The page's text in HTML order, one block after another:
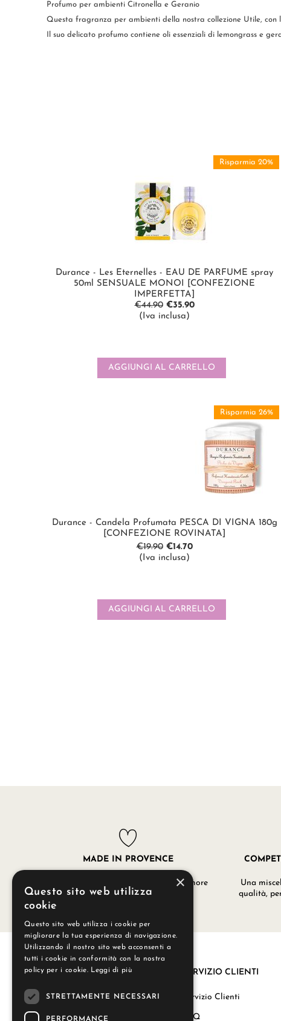
Profumo per ambienti Citronella e Geranio
Questa fragranza per ambienti della nostra collezione Utile,
Il suo delicato profumo contiene oli essenziali di lemongrass e
Risparmia 20%
Durance - Les Eternelles - EAU DE PARFUME spray
50ml SENSUALE MONOI [CONFEZIONE
IMPERFETTA]
€44.90 €35.90
(Iva inclusa)
AGGIUNGI AL CARRELLO
Risparmia 26%
Durance - Candela Profumata PESCA DI VIGNA 180g
[CONFEZIONE ROVINATA]
€19.90 €14.70
(Iva inclusa)
AGGIUNGI AL CARRELLO
MADE IN PROVENCE
I nostri prodotti sono realizzati con amore
nei nostri laboratori a Grignan.
Una
qualità,
La nostra storia
Regali aziendali
SERVIZIO CLIENTI
Servizio Clienti
FAQ
×
Questo sito web utilizza
cookie
Questo sito web utilizza i cookie per
migliorare la tua esperienza di navigazione.
Utilizzando il nostro sito web acconsenti a
tutti i cookie in conformità con la nostra
policy per i cookie. Leggi di più
STRETTAMENTE NECESSARI
PERFORMANCE